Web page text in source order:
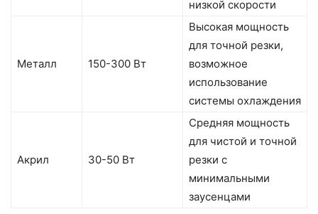
низкой скорости
Металл 150-300 Вт
Высокая мощность
для точной резки,
возможное
использование
системы охлаждения
Акрил 30-50 Вт
Средняя мощность
для чистой и точной
резки с
минимальными
заусенцами